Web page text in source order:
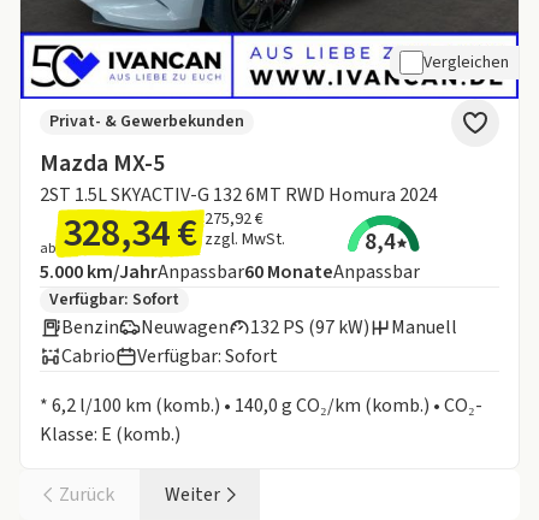
Vergleichen
Mazda MX-5
2ST 1.5L SKYACTIV-G 132 6MT RWD Homura 2024
Privat- & Gewerbekunden
ab 328,34 € 275,92 €
zzgl. MwSt.
8,4
Angebotsdetails:
Inklusive Laufleistung
5.000 km/JahrAnpassbarLaufzeit
60MonateAnpassbar
Zusätzliche Fahrzeuginformationen:
Verfügbar: Sofort
Benzin Neuwagen 132 PS (97 kW)
Manuell
Cabrio
Verfügbar: Sofort
* 6,2 l/100 km (komb.) • 140,0 g CO₂/km (komb.) • CO₂-
Klasse: E (komb.)
Zurück Weiter